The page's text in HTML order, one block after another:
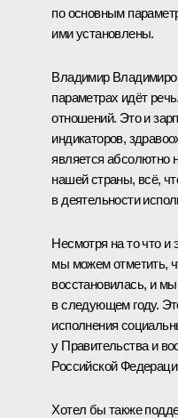
по основным
ими установлены.
Владимир
параметрах идёт
отношений. Это и
индикаторов,
является абсолютно
нашей страны, всё,
в деятельности
Несмотря на то что и
мы можем отметить,
восстановилась, и
в следующем году.
исполнения
у Правительства и
Российской
Хотел бы также